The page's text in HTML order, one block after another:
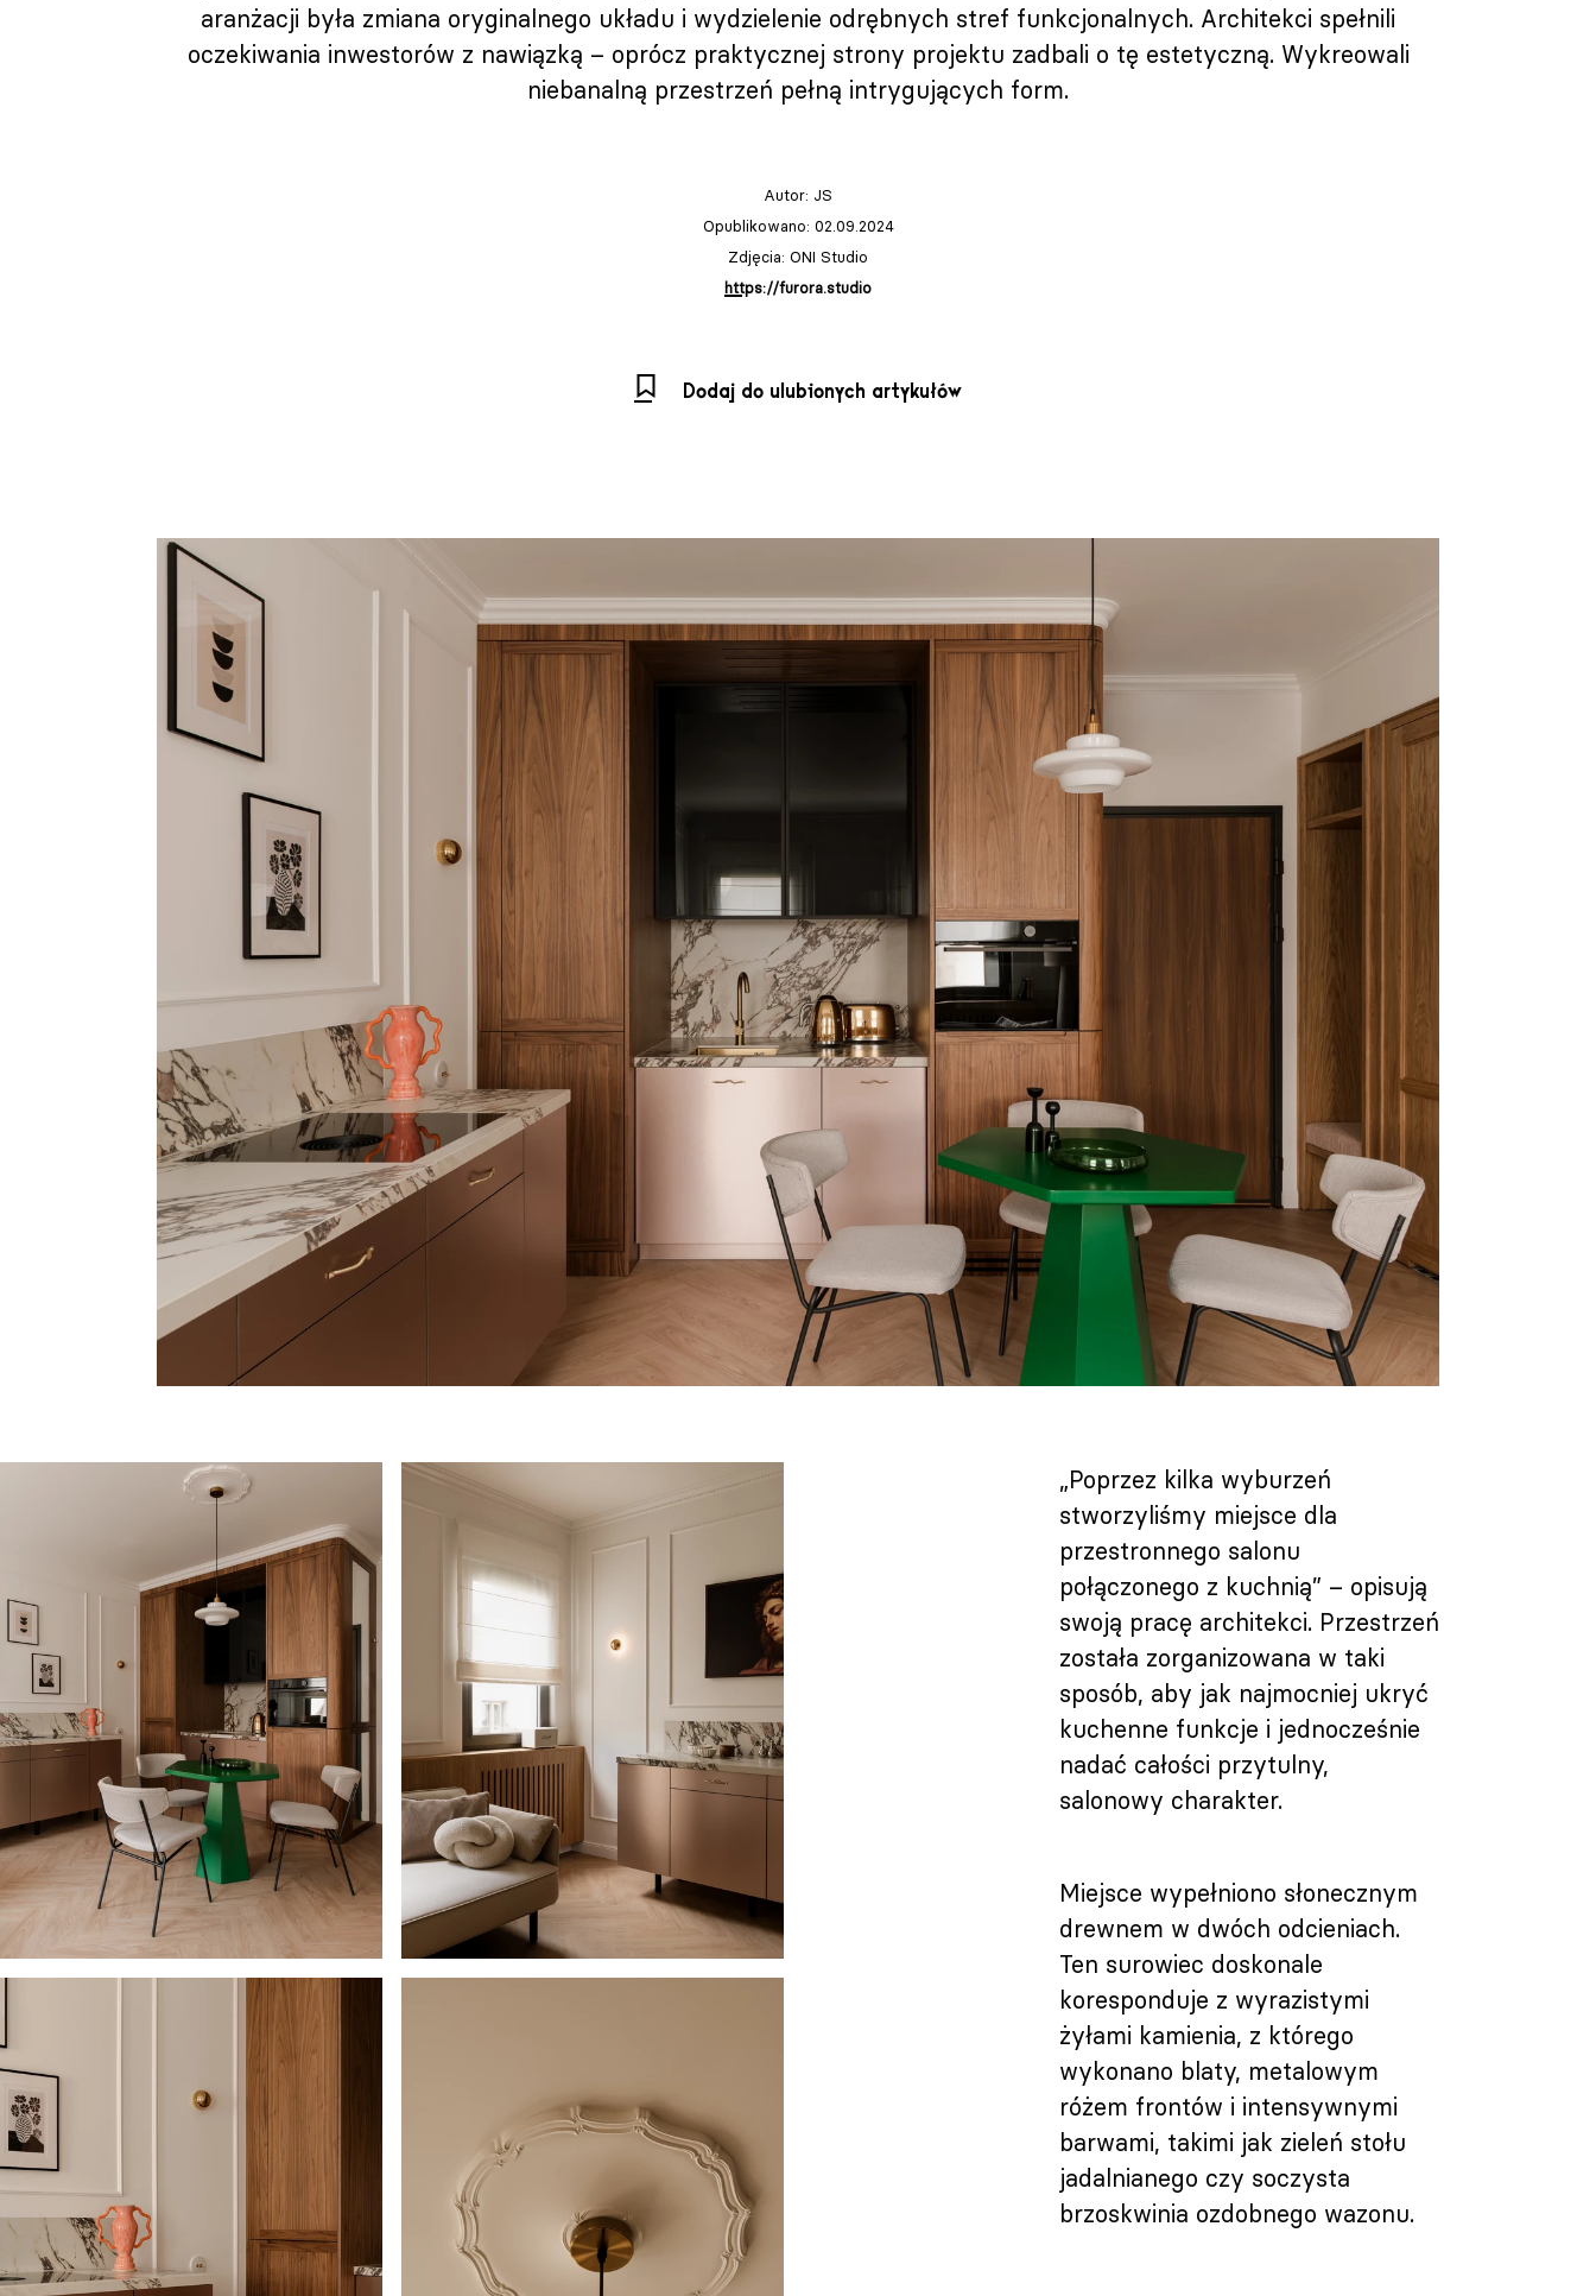
aranżacji była zmiana oryginalnego układu i wydzielenie odrębnych stref funkcjonalnych. Architekci spełnili
oczekiwania inwestorów z nawiązką – oprócz praktycznej strony projektu zadbali o tę estetyczną. Wykreowali
niebanalną przestrzeń pełną intrygujących form.
Autor: JS
Opublikowano: 02.09.2024
Zdjęcia: ONI Studio
https://furora.studio
Dodaj do ulubionych artykułów
„Poprzez kilka wyburzeń
stworzyliśmy miejsce dla
przestronnego salonu
połączonego z kuchnią” – opisują
swoją pracę architekci. Przestrzeń
została zorganizowana w taki
sposób, aby jak najmocniej ukryć
kuchenne funkcje i jednocześnie
nadać całości przytulny,
salonowy charakter.
Miejsce wypełniono słonecznym
drewnem w dwóch odcieniach.
Ten surowiec doskonale
koresponduje z wyrazistymi
żyłami kamienia, z którego
wykonano blaty, metalowym
różem frontów i intensywnymi
barwami, takimi jak zieleń stołu
jadalnianego czy soczysta
brzoskwinia ozdobnego wazonu.